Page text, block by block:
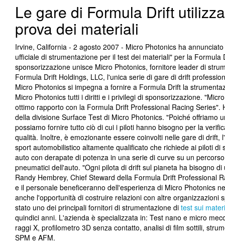
Le gare di Formula Drift
prova dei materiali
Irvine, California - 2 agosto 2007 - Micro Photonics ha
ufficiale di strumentazione per il test dei materiali" per la Formula
sponsorizzazione unisce Micro Photonics, fornitore leader di
Formula Drift Holdings, LLC, l'unica serie di gare di drift
Micro Photonics si impegna a fornire a Formula Drift la
Micro Photonics tutti i diritti e i privilegi di sponsorizzazione.
ottimo rapporto con la Formula Drift Professional Racing
della divisione Surface Test di Micro Photonics. "Poiché offriamo
possiamo fornire tutto ciò di cui i piloti hanno bisogno per la
qualità. Inoltre, è emozionante essere coinvolti nelle gare di
sport automobilistico altamente qualificato che richiede ai piloti
auto con derapate di potenza in una serie di curve su un
pneumatici dell'auto. "Ogni pilota di drift sul pianeta ha bisogno
Randy Hembrey, Chief Steward della Formula Drift Professional
e il personale beneficeranno dell'esperienza di Micro Photonics
anche l'opportunità di costruire relazioni con altre organizzazioni
stato uno dei principali fornitori di strumentazione di test sui
quindici anni. L'azienda è specializzata in: Test nano e micro
raggi X, profilometro 3D senza contatto, analisi di film sottili,
SPM e AFM.